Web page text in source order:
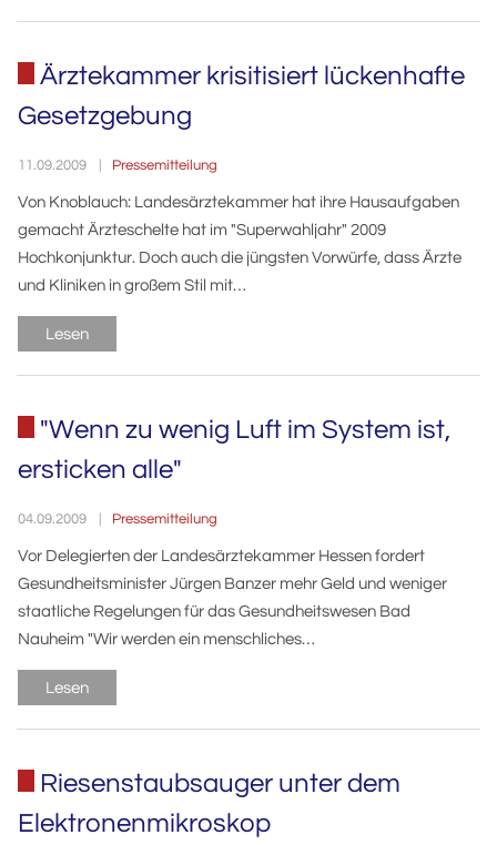
Ärztekammer krisitisiert lückenhafte
Gesetzgebung
11.09.2009 Pressemitteilung
Von Knoblauch: Landesärztekammer hat ihre Hausaufgaben
gemacht Ärzteschelte hat im "Superwahljahr" 2009
Hochkonjunktur. Doch auch die jüngsten Vorwürfe, dass Ärzte
und Kliniken in großem Stil mit…
Lesen
"Wenn zu wenig Luft im System ist,
ersticken alle"
04.09.2009 Pressemitteilung
Vor Delegierten der Landesärztekammer Hessen fordert
Gesundheitsminister Jürgen Banzer mehr Geld und weniger
staatliche Regelungen für das Gesundheitswesen Bad
Nauheim "Wir werden ein menschliches…
Lesen
Riesenstaubsauger unter dem
Elektronenmikroskop